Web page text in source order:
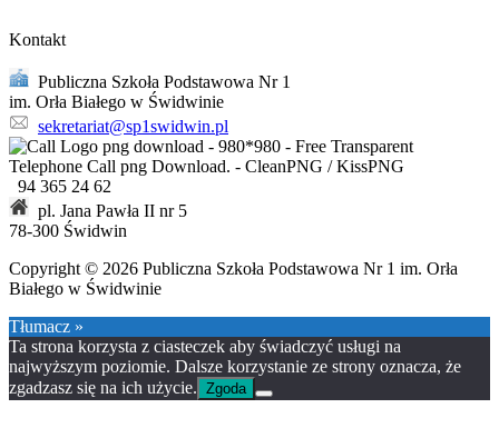
Kontakt
Publiczna Szkoła Podstawowa Nr 1
im. Orła Białego w Świdwinie
sekretariat@sp1swidwin.pl
94 365 24 62
pl. Jana Pawła II nr 5
78-300 Świdwin
Copyright © 2026 Publiczna Szkoła Podstawowa Nr 1 im. Orła
Białego w Świdwinie
Tłumacz »
Ta strona korzysta z ciasteczek aby świadczyć usługi na
najwyższym poziomie. Dalsze korzystanie ze strony oznacza, że
zgadzasz się na ich użycie. Zgoda